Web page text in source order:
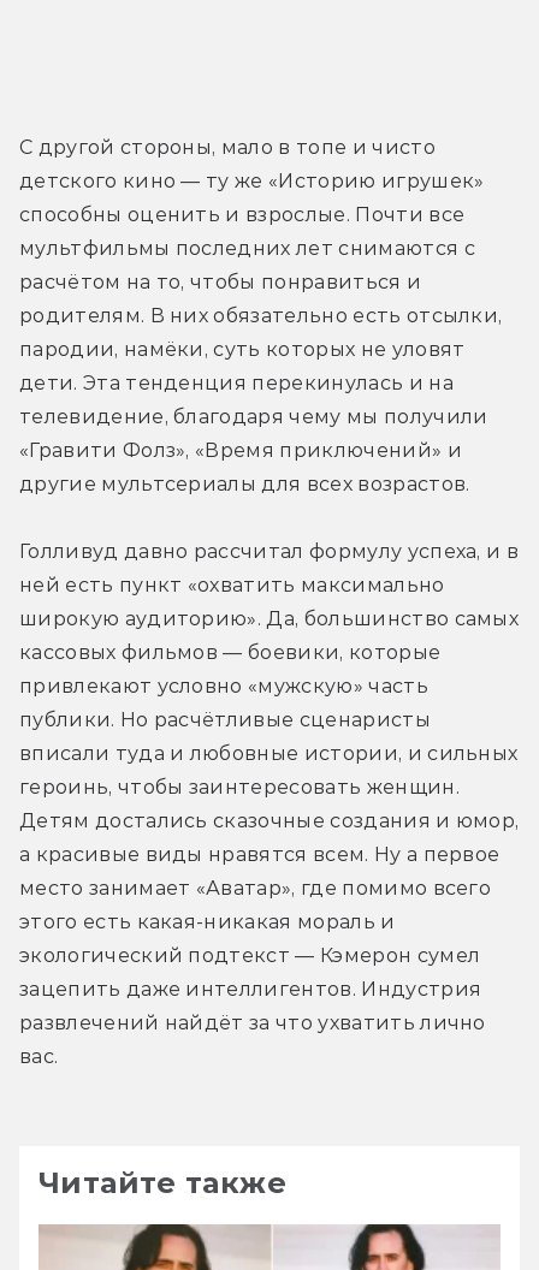
С другой стороны, мало в топе и чисто
детского кино — ту же «Историю игрушек»
способны оценить и взрослые. Почти все
мультфильмы последних лет снимаются с
расчётом на то, чтобы понравиться и
родителям. В них обязательно есть отсылки,
пародии, намёки, суть которых не уловят
дети. Эта тенденция перекинулась и на
телевидение, благодаря чему мы получили
«Гравити Фолз», «Время приключений» и
другие мультсериалы для всех возрастов.
Голливуд давно рассчитал формулу успеха, и в
ней есть пункт «охватить максимально
широкую аудиторию». Да, большинство самых
кассовых фильмов — боевики, которые
привлекают условно «мужскую» часть
публики. Но расчётливые сценаристы
вписали туда и любовные истории, и сильных
героинь, чтобы заинтересовать женщин.
Детям достались сказочные создания и юмор,
а красивые виды нравятся всем. Ну а первое
место занимает «Аватар», где помимо всего
этого есть какая-никакая мораль и
экологический подтекст — Кэмерон сумел
зацепить даже интеллигентов. Индустрия
развлечений найдёт за что ухватить лично
вас.
Читайте также